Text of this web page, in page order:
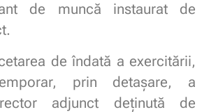
de muncă instaurat de
de îndată a exercitării,
prin detașare, a
adjunct deținută de